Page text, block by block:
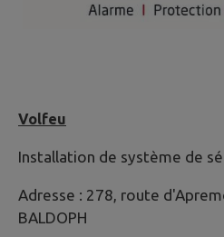
Volfeu
Installation de système de
Adresse : 278, route
BALDOPH